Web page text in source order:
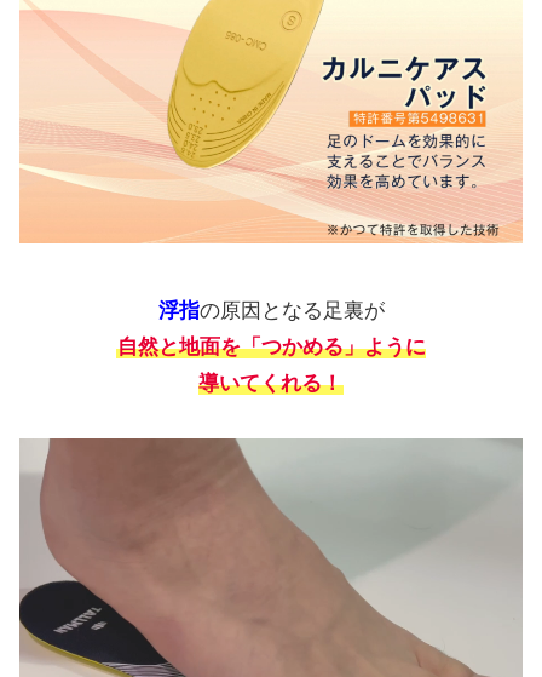
浮指の原因となる足裏が
自然と地面を「つかめる」ように
導いてくれる！